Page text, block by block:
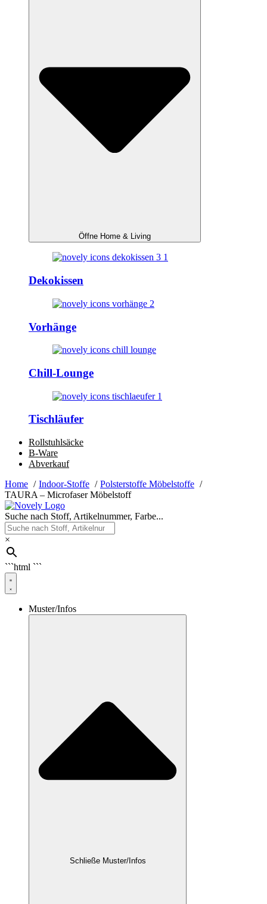
Öffne Home & Living
Dekokissen
Vorhänge
Chill-Lounge
Tischläufer
Rollstuhlsäcke
B-Ware
Abverkauf
Home
Indoor-Stoffe
Polsterstoffe Möbelstoffe
TAURA – Microfaser Möbelstoff
Suche nach Stoff, Artikelnummer, Farbe...
×
```html ```
Muster/Infos
Schließe Muster/Infos